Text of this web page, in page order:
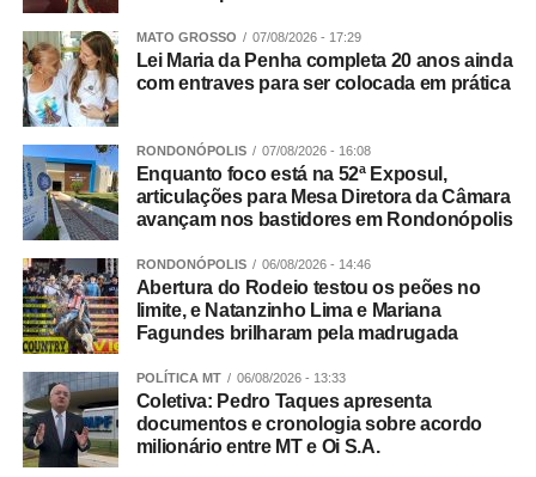
Entulhos (DME). Restos de construção civil também não
são coletados em casa e devem ser recolhidos por
empresas especializadas nesta coleta. Se for pouco
volume, o próprio morador pode levar os resíduos de
semana (inclusive aos fins de semana), das 6h às 18h.
Veja Mais:
Prefeitura de VG oferta serviços em
mais um ‘Viva Seu Bairro’
Resíduos industriais não são recolhidos de forma alguma
e devem ter uma destinação específica.
Confira aqui como funciona cada coleta:
Tá confundindo as coletas? Estas informações aqui
MATO GROSSO 07/08/2026 - 17:29
Lei Maria da Penha completa 20 anos ainda
com entraves para ser colocada em prática
RONDONÓPOLIS 07/08/2026 - 16:08
Enquanto foco está na 52ª Exposul,
articulações para Mesa Diretora da Câmara
avançam nos bastidores em Rondonópolis
RONDONÓPOLIS 06/08/2026 - 14:46
Abertura do Rodeio testou os peões no
limite, e Natanzinho Lima e Mariana
Fagundes brilharam pela madrugada
POLÍTICA MT 06/08/2026 - 13:33
Coletiva: Pedro Taques apresenta
documentos e cronologia sobre acordo
milionário entre MT e Oi S.A.